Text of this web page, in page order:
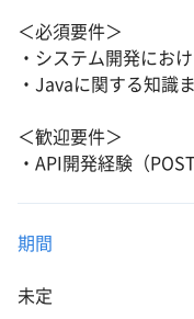
＜必須要件＞
・システム開発にお
・Javaに関する知識
＜歓迎要件＞
・API開発経験（
期間
未定